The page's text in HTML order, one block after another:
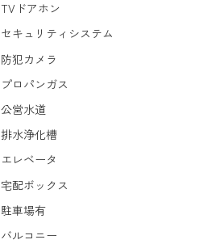
TVドアホン
セキュリティシステム
防犯カメラ
プロパンガス
公営水道
排水浄化槽
エレベータ
宅配ボックス
駐車場有
バルコニー